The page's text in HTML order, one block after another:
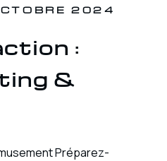
:
&
2024
Préparez-